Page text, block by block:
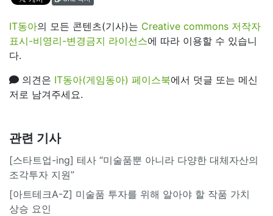
IT동아의 모든 콘텐츠(기사)는 Creative commons 저작자
표시-비영리-변경금지 라이선스에 따라 이용할 수 있습니
다.
의견은 IT동아(게임동아) 페이스북에서 덧글 또는 메신
저로 남겨주세요.
관련 기사
[스타트업-ing] 테사 “미술품뿐 아니라 다양한 대체자산의
조각투자 지원”
[아트테크A-Z] 미술품 투자를 위해 알아야 할 작품 가치
상승 요인